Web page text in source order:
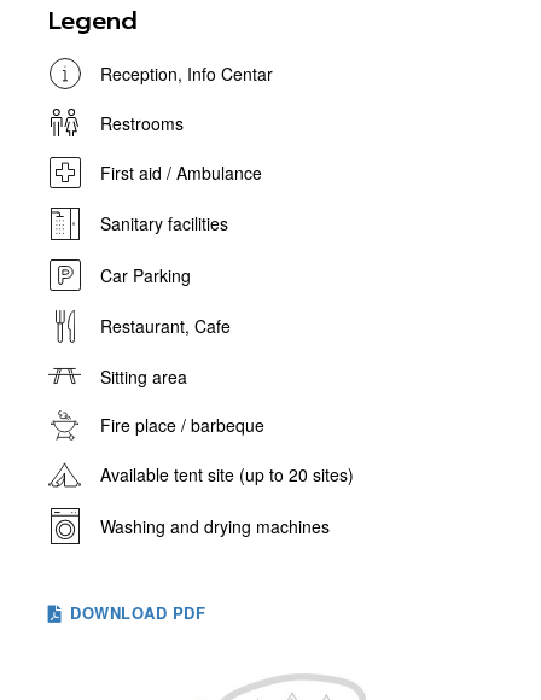
Legend
Reception, Info Centar
Restrooms
First aid / Ambulance
Sanitary facilities
Car Parking
Restaurant, Cafe
Sitting area
Fire place / barbeque
Available tent site (up to 20 sites)
Washing and drying machines
DOWNLOAD PDF